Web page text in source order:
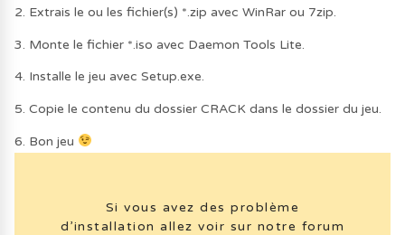
2. Extrais le ou les fichier(s) *.zip avec WinRar ou 7zip.
3. Monte le fichier *.iso avec Daemon Tools Lite.
4. Installe le jeu avec Setup.exe.
5. Copie le contenu du dossier CRACK dans le dossier du jeu.
6. Bon jeu
Si vous avez des problème
d’installation allez voir sur notre forum